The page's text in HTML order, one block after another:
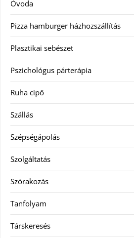
Óvoda
Pizza hamburger házhozszállítás
Plasztikai sebészet
Pszichológus párterápia
Ruha cipő
Szállás
Szépségápolás
Szolgáltatás
Szórakozás
Tanfolyam
Társkeresés